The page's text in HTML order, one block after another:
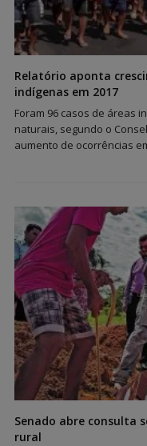
Relatório aponta
indígenas em 2017
Foram 96 casos de áreas
naturais, segundo o
aumento de ocorrências
Senado abre consulta
rural